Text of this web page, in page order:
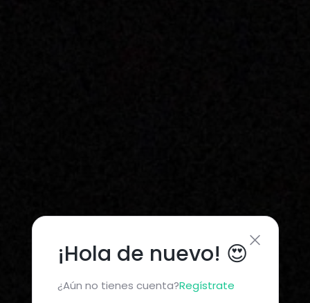
¡Hola de nuevo! 😍
¿Aún no tienes cuenta?Regístrate